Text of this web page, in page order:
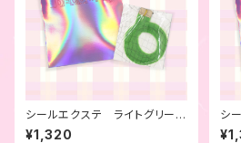
シールエクステ ライトグリー
ン 4本セット
¥1,320
シ
ン